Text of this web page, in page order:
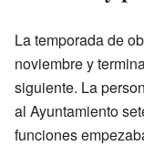
La temporada de
noviembre y
siguiente. La
al Ayuntamiento
funciones